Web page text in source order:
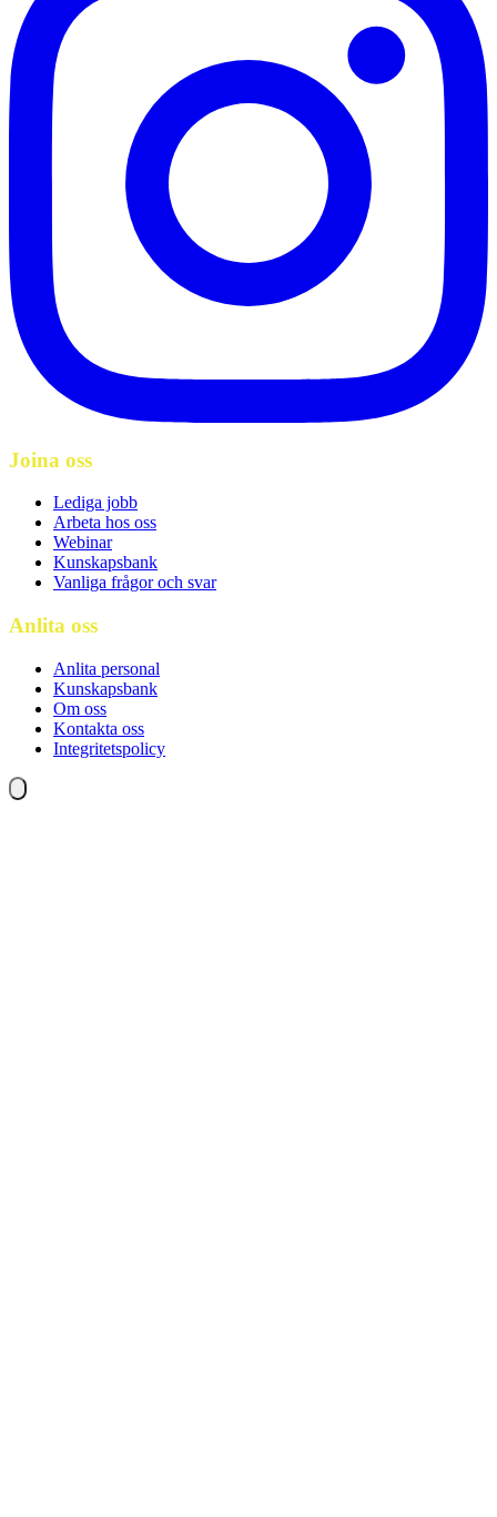
Joina oss
Lediga jobb
Arbeta hos oss
Webinar
Kunskapsbank
Vanliga frågor och svar
Anlita oss
Anlita personal
Kunskapsbank
Om oss
Kontakta oss
Integritetspolicy